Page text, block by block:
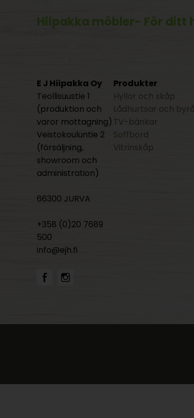
Hiipakka möbler- För ditt
E J Hiipakka Oy
Teollisuustie 1
(produktion och
varor mottagning)
Veistokouluntie 2
(försäljning,
showroom och
administration)
66300 JURVA
+358 (0)20 7689
500
info@ejh.fi
Produkter
Hyllor och skåp
Lådhurtsar och
TV-bänkar
Soffbord
Vitrinskåp